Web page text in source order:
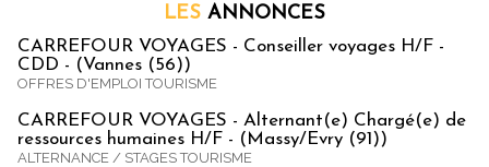
LES ANNONCES
CARREFOUR VOYAGES - Conseiller voyages H/F -
CDD - (Vannes (56))
OFFRES D'EMPLOI TOURISME
CARREFOUR VOYAGES - Alternant(e) Chargé(e) de
ressources humaines H/F - (Massy/Evry (91))
ALTERNANCE / STAGES TOURISME